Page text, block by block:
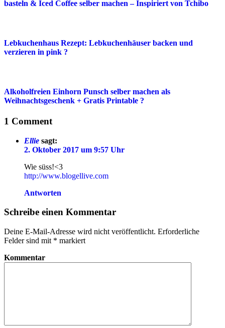
basteln & Iced Coffee selber machen – Inspiriert von Tchibo
Lebkuchenhaus Rezept: Lebkuchenhäuser backen und
verzieren in pink ?
Alkoholfreien Einhorn Punsch selber machen als
Weihnachtsgeschenk + Gratis Printable ?
1 Comment
Ellie sagt:
2. Oktober 2017 um 9:57 Uhr
Wie süss!<3
http://www.blogellive.com
Antworten
Schreibe einen Kommentar
Deine E-Mail-Adresse wird nicht veröffentlicht. Erforderliche
Felder sind mit * markiert
Kommentar